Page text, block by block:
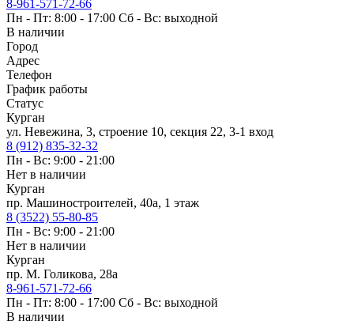
8-961-571-72-66
Пн - Пт: 8:00 - 17:00 Сб - Вс: выходной
В наличии
Город
Адрес
Телефон
График работы
Статус
Курган
ул. Невежина, 3, строение 10, секция 22, 3-1 вход
8 (912) 835-32-32
Пн - Вс: 9:00 - 21:00
Нет в наличии
Курган
пр. Машиностроителей, 40а, 1 этаж
8 (3522) 55-80-85
Пн - Вс: 9:00 - 21:00
Нет в наличии
Курган
пр. М. Голикова, 28а
8-961-571-72-66
Пн - Пт: 8:00 - 17:00 Сб - Вс: выходной
В наличии